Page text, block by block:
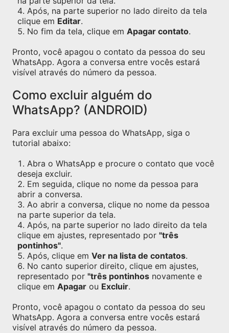
Após, na parte superior no lado direito da tela
clique em Editar.
No fim da tela, clique em Apagar contato.
Pronto, você apagou o contato da pessoa do seu
WhatsApp. Agora a conversa entre vocês estará
visível através do número da pessoa.
Como excluir alguém do
WhatsApp? (ANDROID)
Para excluir uma pessoa do WhatsApp, siga o
tutorial abaixo:
Abra o WhatsApp e procure o contato que você
deseja excluir.
Em seguida, clique no nome da pessoa para
abrir a conversa.
Ao abrir a conversa, clique no nome da pessoa
na parte superior da tela.
Após, na parte superior no lado direito da tela
clique em ajustes, representado por "três
pontinhos".
Após, clique em Ver na lista de contatos.
No canto superior direito, clique em ajustes,
representado por "três pontinhos novamente e
clique em Apagar ou Excluir.
Pronto, você apagou o contato da pessoa do seu
WhatsApp. Agora a conversa entre vocês estará
visível através do número da pessoa.